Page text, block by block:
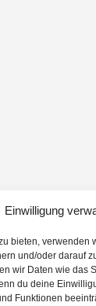
Einwilligung
bieten, verwenden
und/oder darauf
wir Daten wie das
du deine
Funktionen